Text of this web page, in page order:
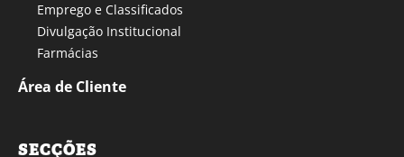
Emprego e Classificados
Divulgação Institucional
Farmácias
Área de Cliente
SECÇÕES